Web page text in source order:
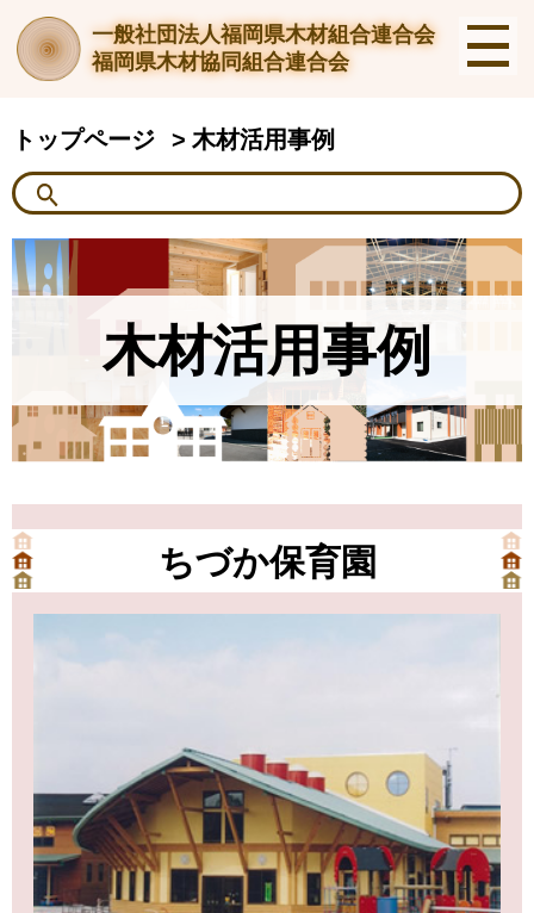
一般社団法人福岡県木材組合連合会
福岡県木材協同組合連合会
トップページ 木材活用事例
木材活用事例
ちづか保育園